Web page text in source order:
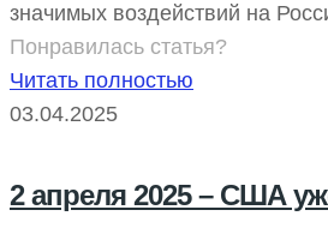
значимых воздействий на
Понравилась статья?
Читать полностью
03.04.2025
2 апреля 2025 – США